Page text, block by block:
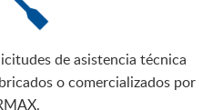
de asistencia técnica
o comercializados por